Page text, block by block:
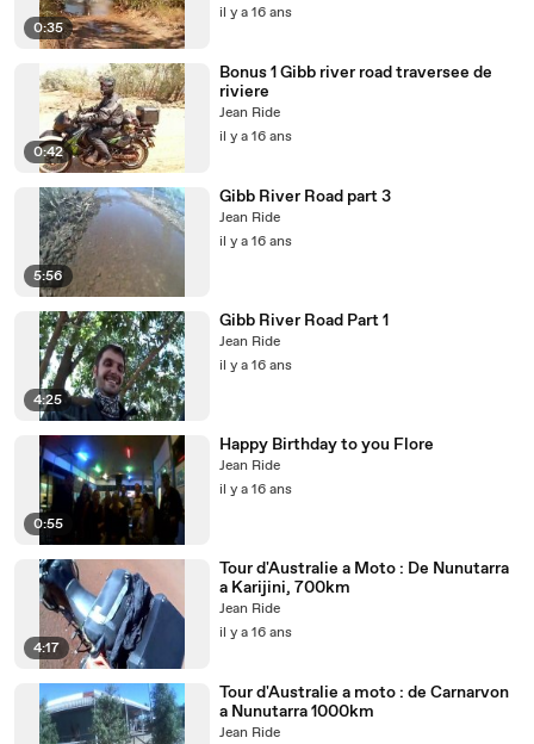
0:35
il y a 16 ans
0:42
Bonus 1 Gibb river road traversee de
riviere
Jean Ride
il y a 16 ans
5:56
Gibb River Road part 3
Jean Ride
il y a 16 ans
4:25
Gibb River Road Part 1
Jean Ride
il y a 16 ans
0:55
Happy Birthday to you Flore
Jean Ride
il y a 16 ans
4:17
Tour d'Australie a Moto : De Nunutarra
a Karijini, 700km
Jean Ride
il y a 16 ans
Tour d'Australie a moto : de Carnarvon
a Nunutarra 1000km
Jean Ride